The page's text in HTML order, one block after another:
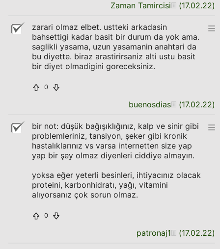
Zaman Tamircisi (17.02.22)
zarari olmaz elbet. ustteki arkadasin
bahsettigi kadar basit bir durum da yok ama.
saglikli yasama, uzun yasamanin anahtari da
bu diyette. biraz arastirirsaniz alti ustu basit
bir diyet olmadigini goreceksiniz.
0
buenosdias (17.02.22)
bir not: düşük bağışıklığınız, kalp ve sinir gibi
problemleriniz, tansiyon, şeker gibi kronik
hastalıklarınız vs varsa internetten size yap
yap bir şey olmaz diyenleri ciddiye almayın.
yoksa eğer yeterli besinleri, ihtiyacınız olacak
proteini, karbonhidratı, yağı, vitamini
alıyorsanız çok sorun olmaz.
0
patronaj1 (17.02.22)